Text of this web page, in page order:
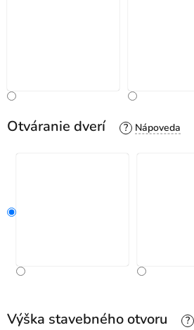
Otváranie dverí ?
Výška stavebného otvoru ?